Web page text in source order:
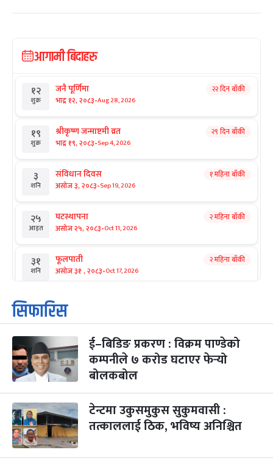
आगामी बिदाहरु
१२
शुक्र
जनै पूर्णिमा
भाद्र १२, २०८३-Aug 28, 2026
२२ दिन बाँकी
१९
शुक्र
श्रीकृष्ण जन्माष्टमी व्रत
भाद्र १९, २०८३-Sep 4, 2026
२९ दिन बाँकी
३
शनि
संविधान दिवस
असोज ३, २०८३-Sep 19, 2026
१ महिना बाँकी
२५
आइत
घटस्थापना
असोज २५, २०८३-Oct 11, 2026
२ महिना बाँकी
३१
शनि
फूलपाती
असोज ३१ , २०८३-Oct 17, 2026
२ महिना बाँकी
१
आइत
कार्तिक सङ्क्रान्ति
कार्तिक १, २०८३
३
मंगल
महानवमी
कार्तिक ३, २०८३-Oct 20, 2026
२ महिना बाँकी
४ विजयादशमी
५
बिहि
पापा‌ङ्कुशा एकादशी व्रत
कार्तिक ५, २०८३
२ महिना बाँकी
सिफारिस
ई–बिडिङ प्रकरण : विक्रम पाण्डेको
कम्पनीले ७ करोड घटाएर फेर्‍यो
बोलकबोल
टेन्टमा उकुसमुकुस सुकुमवासी :
तत्काललाई ठिक, भविष्य अनिश्चित